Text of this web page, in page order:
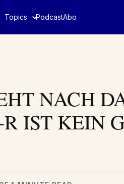
Topics PodcastAbo
NACH
IST KEIN